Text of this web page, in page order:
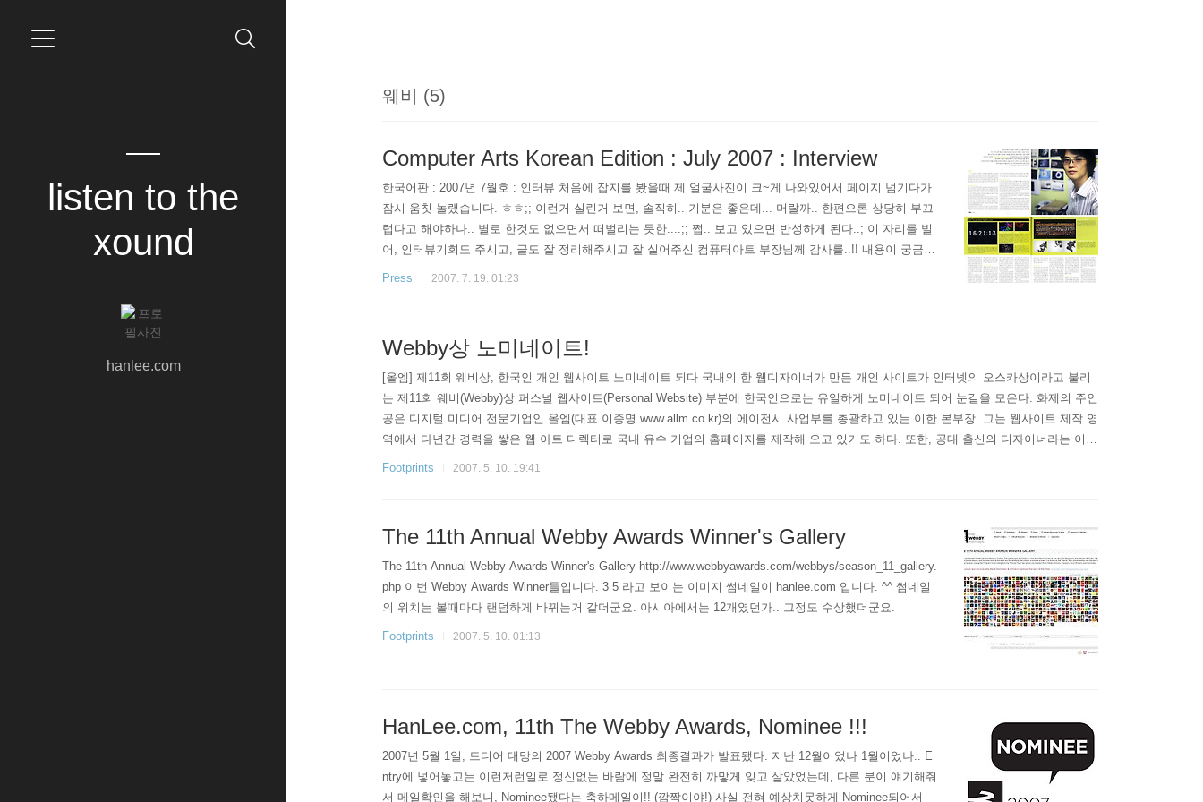
listen to the
xound
hanlee.com
웨비 (5)
Computer Arts Korean Edition : July 2007 : Interview
한국어판 : 2007년 7월호 : 인터뷰 처음에 잡지를 봤을때 제 얼굴사진이 크~게 나와있어서 페이지 넘기다가
잠시 움칫 놀랬습니다. ㅎㅎ;; 이런거 실린거 보면, 솔직히.. 기분은 좋은데... 머랄까.. 한편으론 상당히 부끄
럽다고 해야하나.. 별로 한것도 없으면서 떠벌리는 듯한....;; 쩝.. 보고 있으면 반성하게 된다..; 이 자리를 빌
어, 인터뷰기회도 주시고, 글도 잘 정리해주시고 잘 실어주신 컴퓨터아트 부장님께 감사를..!! 내용이 궁금하
시면, 직접 사셔서 한번 읽어보세요.^^ 디자이너/아티스트라면 꼭 봐야할 잡지!
Press 2007. 7. 19. 01:23
Webby상 노미네이트!
[올엠] 제11회 웨비상, 한국인 개인 웹사이트 노미네이트 되다 국내의 한 웹디자이너가 만든 개인 사이트가 인터넷의 오스카상이라고 불리
는 제11회 웨비(Webby)상 퍼스널 웹사이트(Personal Website) 부분에 한국인으로는 유일하게 노미네이트 되어 눈길을 모은다. 화제의 주인
공은 디지털 미디어 전문기업인 올엠(대표 이종명 www.allm.co.kr)의 에이전시 사업부를 총괄하고 있는 이한 본부장. 그는 웹사이트 제작 영
역에서 다년간 경력을 쌓은 웹 아트 디렉터로 국내 유수 기업의 홈페이지를 제작해 오고 있기도 하다. 또한, 공대 출신의 디자이너라는 이색
적인 이력답게 새로운 분야에 대한 실험정신들이 그의 개인 홈페이지 곳곳에 녹아 있다. 그의 이름을 딴 한리닷컴(www.hanlee.com)은 올..
Footprints 2007. 5. 10. 19:41
The 11th Annual Webby Awards Winner's Gallery
The 11th Annual Webby Awards Winner's Gallery http://www.webbyawards.com/webbys/season_11_gallery.
php 이번 Webby Awards Winner들입니다. 3 5 라고 보이는 이미지 썸네일이 hanlee.com 입니다. ^^ 썸네일
의 위치는 볼때마다 랜덤하게 바뀌는거 같더군요. 아시아에서는 12개였던가.. 그정도 수상했더군요.
Footprints 2007. 5. 10. 01:13
HanLee.com, 11th The Webby Awards, Nominee !!!
2007년 5월 1일, 드디어 대망의 2007 Webby Awards 최종결과가 발표됐다. 지난 12월이었나 1월이었나.. E
ntry에 넣어놓고는 이런저런일로 정신없는 바람에 정말 완전히 까맣게 잊고 살았었는데, 다른 분이 얘기해줘
서 메일확인을 해보니, Nominee됐다는 축하메일이!! (깜짝이야!) 사실 전혀 예상치못하게 Nominee되어서